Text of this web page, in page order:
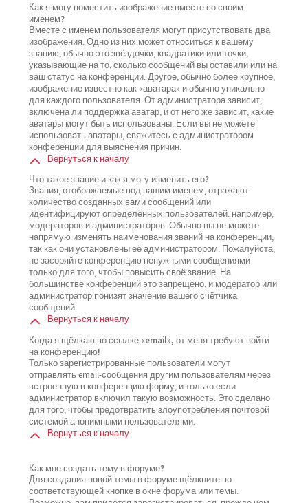
Как я могу поместить изображение вместе со своим
именем?
Вместе с именем пользователя могут присутствовать два
изображения. Одно из них может относиться к вашему
званию, обычно это звёздочки, квадратики или точки,
указывающие на то, сколько сообщений вы оставили или на
ваш статус на конференции. Другое, обычно более крупное,
изображение известно как «аватара» и обычно уникально
для каждого пользователя. От администратора зависит,
включена ли поддержка аватар, и от него же зависит, какие
аватары могут быть использованы. Если вы не можете
использовать аватары, свяжитесь с администратором
конференции для выяснения причин.
Вернуться к началу
Что такое звание и как я могу изменить его?
Звания, отображаемые под вашим именем, отражают
количество созданных вами сообщений или
идентифицируют определённых пользователей: например,
модераторов и администраторов. Обычно вы не можете
напрямую изменять наименования званий на конференции,
так как они установлены её администратором. Пожалуйста,
не засоряйте конференцию ненужными сообщениями
только для того, чтобы повысить своё звание. На
большинстве конференций это запрещено, и модератор или
администратор понизят значение вашего счётчика
сообщений.
Вернуться к началу
Когда я щёлкаю по ссылке «email», от меня требуют войти
на конференцию!
Только зарегистрированные пользователи могут
отправлять email-сообщения другим пользователям через
встроенную в конференцию форму, и только если
администратор включил такую возможность. Это сделано
для того, чтобы предотвратить злоупотребления почтовой
системой анонимными пользователями.
Вернуться к началу
Как мне создать тему в форуме?
Для создания новой темы в форуме щёлкните по
соответствующей кнопке в окне форума или темы.